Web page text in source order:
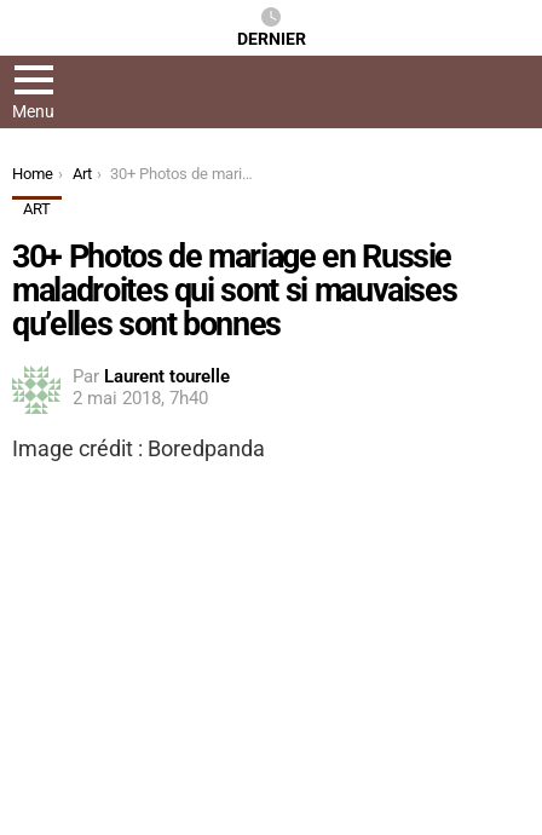
DERNIER
Menu
You are here:
Home Art
30+ Photos de mariage en Russie maladroites qui sont si mauvaises qu’elles sont bonnes
ART
30+ Photos de mariage en Russie
maladroites qui sont si mauvaises
qu’elles sont bonnes
Par Laurent tourelle
2 mai 2018, 7h40
Image crédit : Boredpanda